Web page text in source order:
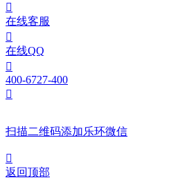

在线客服

在线QQ

400-6727-400

扫描二维码添加乐环微信

返回顶部